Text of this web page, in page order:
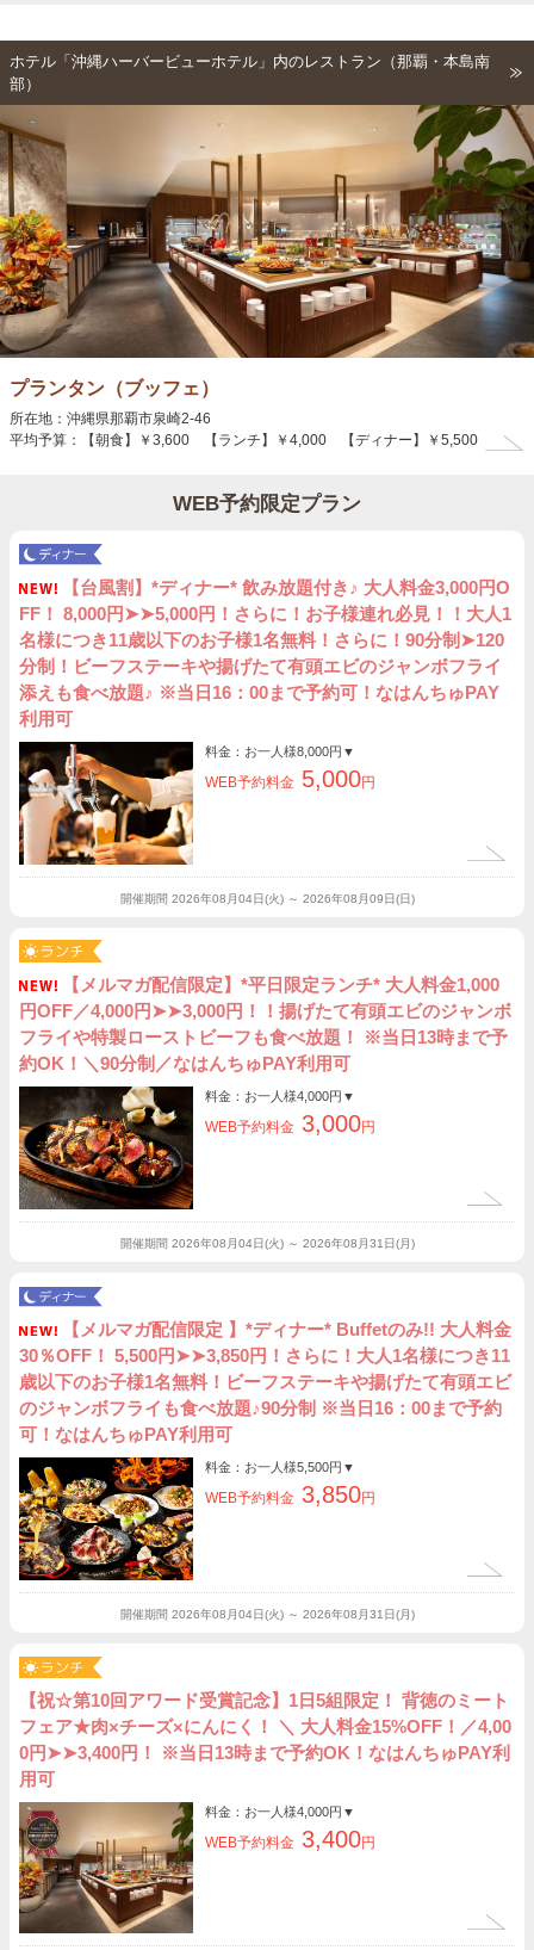
ホテル「沖縄ハーバービューホテル」内のレストラン（那覇・本島南
部）
プランタン（ブッフェ）
所在地：沖縄県那覇市泉崎2-46
平均予算：【朝食】￥3,600 【ランチ】￥4,000 【ディナー】￥5,500
WEB予約限定プラン
【台風割】*ディナー* 飲み放題付き♪ 大人料金3,000円O
FF！ 8,000円➤➤5,000円！さらに！お子様連れ必見！！大人1
名様につき11歳以下のお子様1名無料！さらに！90分制➤120
分制！ビーフステーキや揚げたて有頭エビのジャンボフライ
添えも食べ放題♪ ※当日16：00まで予約可！なはんちゅPAY
利用可
料金：お一人様8,000円 ▼
WEB予約料金 5,000円
開催期間 2026年08月04日(火) ～ 2026年08月09日(日)
【メルマガ配信限定】*平日限定ランチ* 大人料金1,000
円OFF／4,000円➤➤3,000円！！揚げたて有頭エビのジャンボ
フライや特製ローストビーフも食べ放題！ ※当日13時まで予
約OK！＼90分制／なはんちゅPAY利用可
料金：お一人様4,000円 ▼
WEB予約料金 3,000円
開催期間 2026年08月04日(火) ～ 2026年08月31日(月)
【メルマガ配信限定 】*ディナー* Buffetのみ!! 大人料金
30％OFF！ 5,500円➤➤3,850円！さらに！大人1名様につき11
歳以下のお子様1名無料！ビーフステーキや揚げたて有頭エビ
のジャンボフライも食べ放題♪90分制 ※当日16：00まで予約
可！なはんちゅPAY利用可
料金：お一人様5,500円 ▼
WEB予約料金 3,850円
開催期間 2026年08月04日(火) ～ 2026年08月31日(月)
【祝☆第10回アワード受賞記念】1日5組限定！ 背徳のミート
フェア★肉×チーズ×にんにく！ ＼ 大人料金15%OFF！／4,00
0円➤➤3,400円！ ※当日13時まで予約OK！なはんちゅPAY利
用可
料金：お一人様4,000円 ▼
WEB予約料金 3,400円